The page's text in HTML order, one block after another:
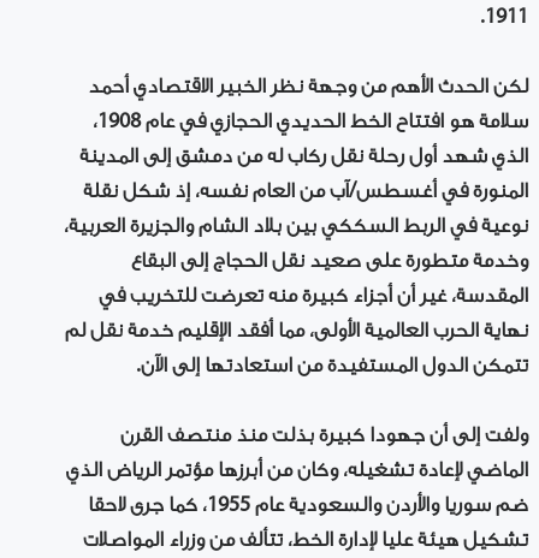
1911.
لكن الحدث الأهم من وجهة نظر الخبير الاقتصادي أحمد
سلامة هو افتتاح الخط الحديدي الحجازي في عام 1908،
الذي شهد أول رحلة نقل ركاب له من دمشق إلى المدينة
المنورة في أغسطس/آب من العام نفسه، إذ شكل نقلة
نوعية في الربط السككي بين بلاد الشام والجزيرة العربية،
وخدمة متطورة على صعيد نقل الحجاج إلى البقاع
المقدسة، غير أن أجزاء كبيرة منه تعرضت للتخريب في
نهاية الحرب العالمية الأولى، مما أفقد الإقليم خدمة نقل لم
تتمكن الدول المستفيدة من استعادتها إلى الآن.
ولفت إلى أن جهودا كبيرة بذلت منذ منتصف القرن
الماضي لإعادة تشغيله، وكان من أبرزها مؤتمر الرياض الذي
ضم سوريا والأردن والسعودية عام 1955، كما جرى لاحقا
تشكيل هيئة عليا لإدارة الخط، تتألف من وزراء المواصلات